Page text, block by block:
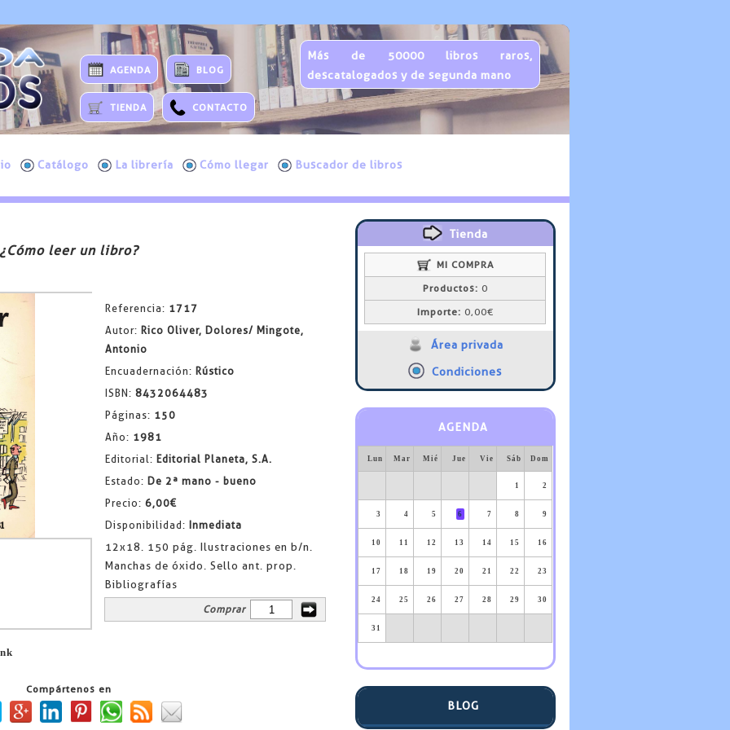
AGENDA BLOG
TIENDA CONTACTO
Más de 50000 libros raros,
descatalogados y de segunda mano
Catálogo La librería Cómo llegar Buscador de libros
leer un libro?
Referencia: 1717
Autor: Rico Oliver, Dolores/ Mingote,
Antonio
Encuadernación: Rústico
ISBN: 8432064483
Páginas: 150
Año: 1981
Editorial: Editorial Planeta, S.A.
Estado: De 2ª mano - bueno
Precio: 6,00€
Disponibilidad: Inmediata
12x18. 150 pág. Ilustraciones en b/n.
Manchas de óxido. Sello ant. prop.
Bibliografías
Comprar
Compártenos en
Tienda
MI COMPRA
Productos: 0
Importe: 0,00€
Área privada
Condiciones
AGENDA
Lun Mar Mié Jue Vie Sáb Dom
1 2
3 4 5 6 7 8 9
10 11 12 13 14 15 16
17 18 19 20 21 22 23
24 25 26 27 28 29 30
31
BLOG